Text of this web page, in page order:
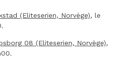
(Eliteserien, Norvège), le
08 (Eliteserien, Norvège),